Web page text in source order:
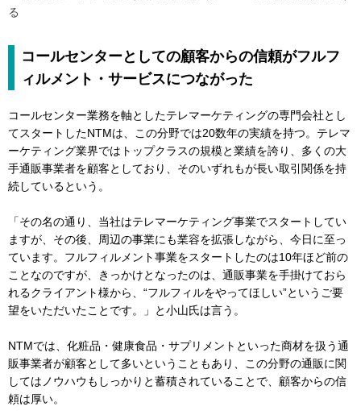
る
コールセンターとしての顧客からの信頼がフルフ
ィルメント・サービスにつながった
コールセンター業務を軸としたテレマーケティングの専門会社とし
てスタートしたNTMは、この分野では20数年の実績を持つ。テレマ
ーケティング業界ではトップクラスの規模と業績を誇り、多くの大
手通販事業者を顧客としており、そのいずれもが長い取引関係を持
続しているという。
「その名の通り、当社はテレマーケティング事業でスタートしてい
ますが、その後、周辺の事業にも業容を拡張しながら、今日に至っ
ています。フルフィルメント事業をスタートしたのは10年ほど前の
ことなのですが、きっかけとなったのは、通販事業を手掛けておら
れるクライアント様から、“フルフィルをやってほしい”というご要
望をいただいたことです。」と小山氏は言う。
NTMでは、化粧品・健康食品・サプリメントといった商材を扱う通
販事業者が顧客として多いということもあり、この分野の通販に関
してはノウハウもしっかりと蓄積されていることで、顧客からの信
頼は厚い。